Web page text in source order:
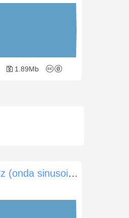
1.89Mb
Tono de prueba 7000Hz (onda sinusoidal) -5dB (60 seg)